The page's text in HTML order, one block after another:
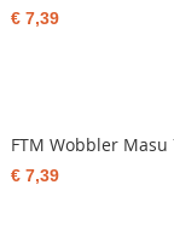
€ 7,39
FTM Wobbler
€ 7,39